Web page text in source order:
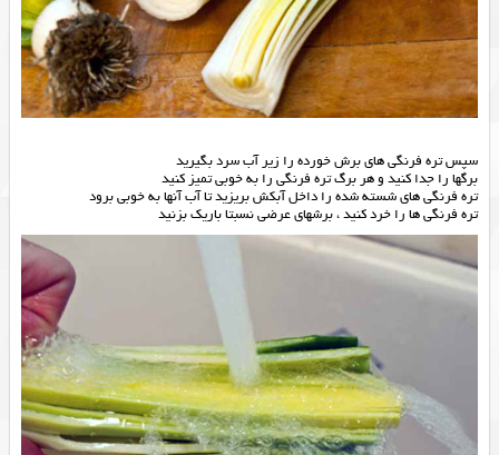
سپس تره فرنگی های برش خورده را زیر آب سرد بگیرید
برگها را جدا کنید و هر برگ تره فرنگی را به خوبی تمیز کنید
تره فرنگی های شسته شده را داخل آبکش بریزید تا آب آنها به خوبی برود
تره فرنگی ها را خرد کنید ، برشهای عرضی نسبتا باریک بزنید